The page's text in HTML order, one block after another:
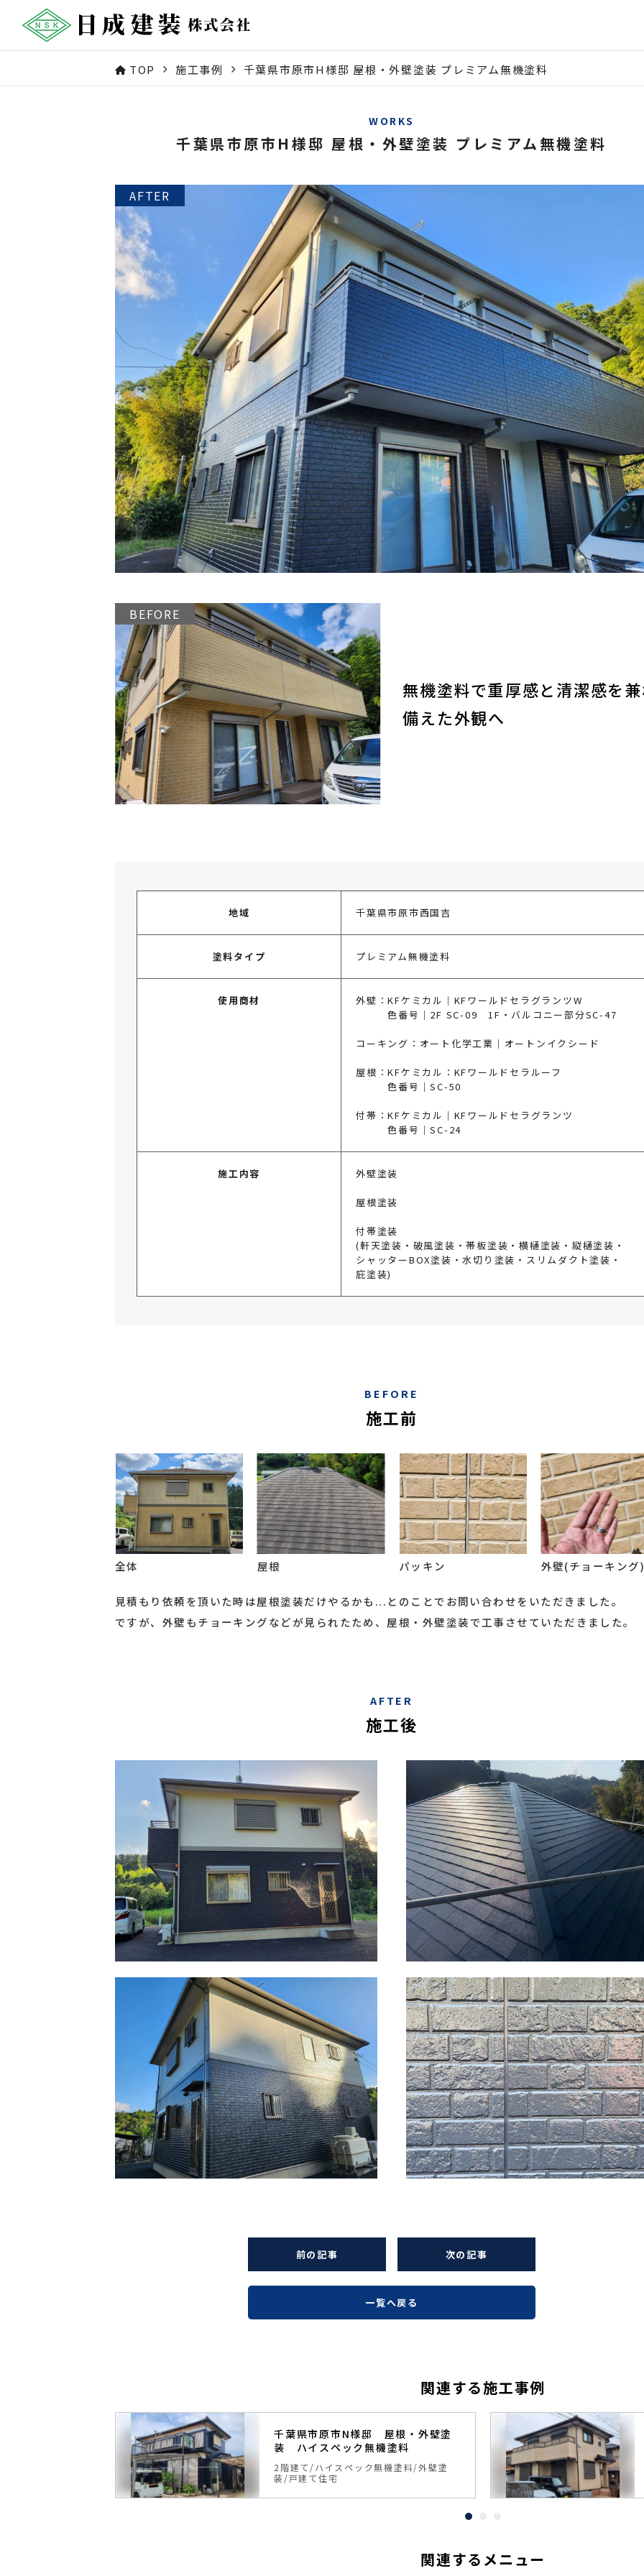
TOP 施工事例 千葉県市原市H様邸 屋根・外壁塗装 プレミアム無機塗料
WORKS
千葉県市原市H様邸 屋根・外壁塗装 プレミアム無機塗料
無機塗料で重厚感と清潔感を
備えた外観へ
地域 千葉県市原市西国吉
塗料タイプ プレミアム無機塗料
使用商材
外壁：KFケミカル｜KFワールドセラグランツW
色番号｜2F SC-09 1F・バルコニー部分SC-47
コーキング：オート化学工業｜オートンイクシード
屋根：KFケミカル：KFワールドセラルーフ
色番号｜SC-50
付帯：KFケミカル｜KFワールドセラグランツ
色番号｜SC-24
施工内容 外壁塗装
屋根塗装
付帯塗装
(軒天塗装・破風塗装・帯板塗装・横樋塗装・縦樋塗装・
シャッターBOX塗装・水切り塗装・スリムダクト塗装・
庇塗装)
BEFORE
施工前
全体 屋根 パッキン 外壁(チョーキング)
見積もり依頼を頂いた時は屋根塗装だけやるかも...とのことでお問い合わせをいただきました。
ですが、外壁もチョーキングなどが見られたため、屋根・外壁塗装で工事させていただきました。
AFTER
施工後
前の記事 次の記事
一覧へ戻る
関連する施工事例
千葉県市原市N様邸 屋根・外壁塗
装 ハイスペック無機塗料
2階建て ハイスペック無機塗料 外壁塗
装 戸建て住宅
関連するメニュー